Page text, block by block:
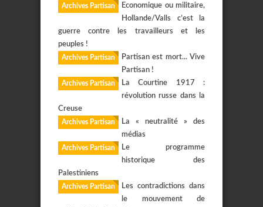
Archives Partisan
Economique ou militaire,
Hollande/Valls c’est la
guerre contre les travailleurs et les
peuples !
Archives Partisan
Partisan est mort... Vive
Partisan !
Archives Partisan
La Courtine 1917 :
révolution russe dans la
Creuse
Archives Partisan
La « neutralité » des
médias
Archives Partisan
Le programme
historique des
Palestiniens
Archives Partisan
Les contradictions dans
le mouvement de